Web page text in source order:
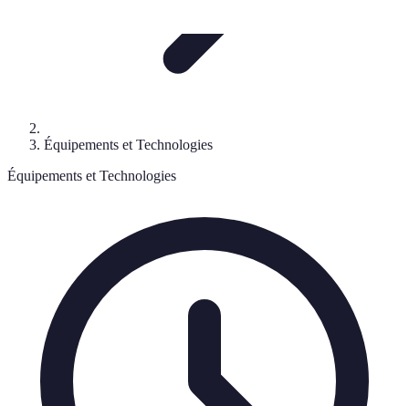
Équipements et Technologies
Équipements et Technologies